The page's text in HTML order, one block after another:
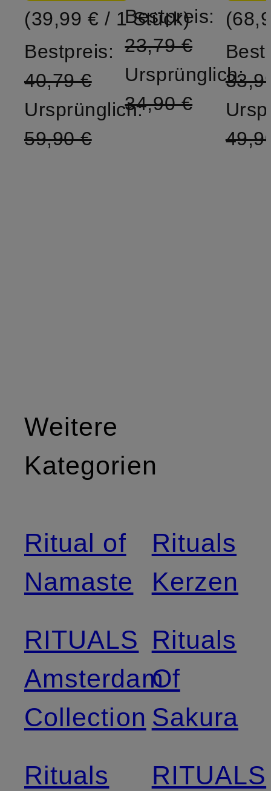
(39,99 € / 1 Stück)
Bestpreis:
40,79 €
Ursprünglich:
59,90 €
Bestpreis:
23,79 €
Ursprünglich:
34,90 €
Weitere
Kategorien
Ritual of
Namaste
RITUALS
Amsterdam
Collection
Rituals
Rituals
Kerzen
Rituals
Of
Sakura
RITUALS